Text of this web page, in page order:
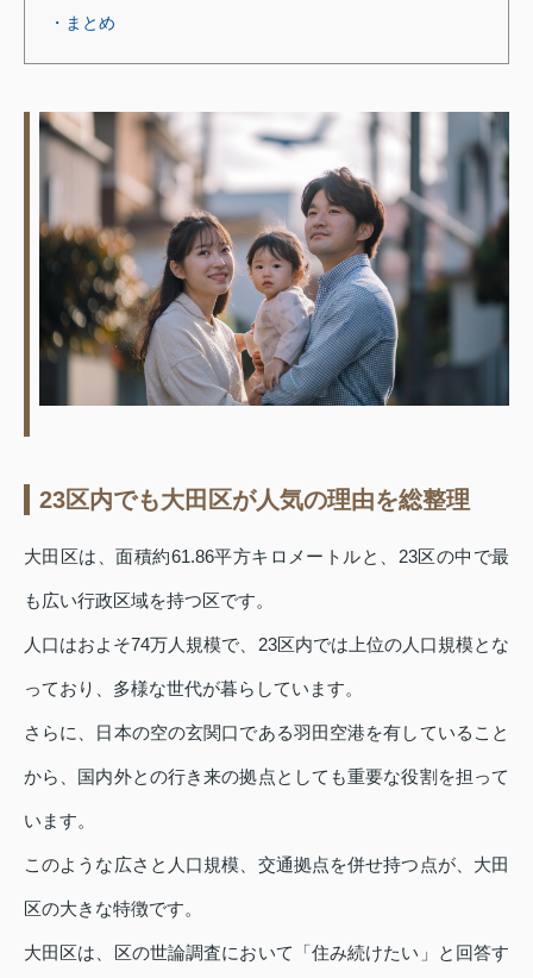
・まとめ
23区内でも大田区が人気の理由を総整理
大田区は、面積約61.86平方キロメートルと、23区の中で最
も広い行政区域を持つ区です。
人口はおよそ74万人規模で、23区内では上位の人口規模とな
っており、多様な世代が暮らしています。
さらに、日本の空の玄関口である羽田空港を有していること
から、国内外との行き来の拠点としても重要な役割を担って
います。
このような広さと人口規模、交通拠点を併せ持つ点が、大田
区の大きな特徴です。
大田区は、区の世論調査において「住み続けたい」と回答す